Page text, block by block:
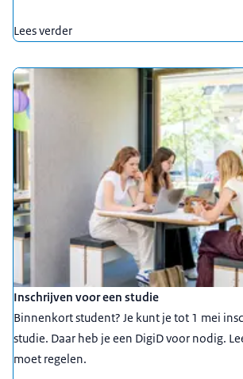
Lees verder
Inschrijven voor een studie
Binnenkort student? Je kunt je tot 1 mei
studie. Daar heb je een DigiD voor nodig.
moet regelen.